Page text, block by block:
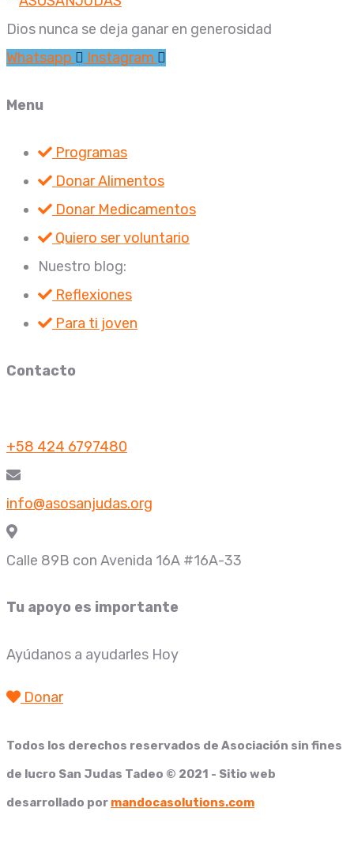
Dios nunca se deja ganar en generosidad
Whatsapp
Instagram
Menu
Programas
Donar Alimentos
Donar Medicamentos
Quiero ser voluntario
Nuestro blog:
Reflexiones
Para ti joven
Contacto
+58 424 6797480
info@asosanjudas.org
Calle 89B con Avenida 16A #16A-33
Tu apoyo es importante
Ayúdanos a ayudarles Hoy
Donar
Todos los derechos reservados de Asociación sin fines
de lucro San Judas Tadeo © 2021 - Sitio web
desarrollado por mandocasolutions.com